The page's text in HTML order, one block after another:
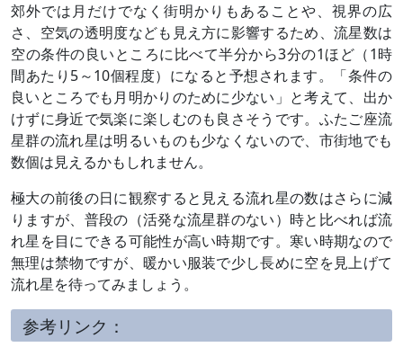
郊外では月だけでなく街明かりもあることや、視界の広
さ、空気の透明度なども見え方に影響するため、流星数は
空の条件の良いところに比べて半分から3分の1ほど（1時
間あたり5～10個程度）になると予想されます。「条件の
良いところでも月明かりのために少ない」と考えて、出か
けずに身近で気楽に楽しむのも良さそうです。ふたご座流
星群の流れ星は明るいものも少なくないので、市街地でも
数個は見えるかもしれません。
極大の前後の日に観察すると見える流れ星の数はさらに減
りますが、普段の（活発な流星群のない）時と比べれば流
れ星を目にできる可能性が高い時期です。寒い時期なので
無理は禁物ですが、暖かい服装で少し長めに空を見上げて
流れ星を待ってみましょう。
参考リンク：